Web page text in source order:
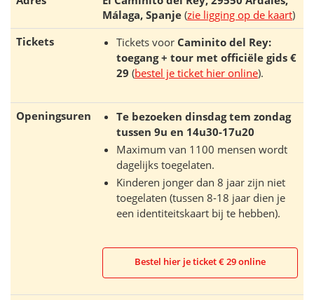
Málaga, Spanje (zie ligging op de kaart)
Tickets
Tickets voor Caminito del Rey:
toegang + tour met officiële gids €
29 (bestel je ticket hier online).
Openingsuren
Te bezoeken dinsdag tem zondag
tussen 9u en 14u30-17u20
Maximum van 1100 mensen wordt
dagelijks toegelaten.
Kinderen jonger dan 8 jaar zijn niet
toegelaten (tussen 8-18 jaar dien je
een identiteitskaart bij te hebben).
Bestel hier je ticket € 29 online